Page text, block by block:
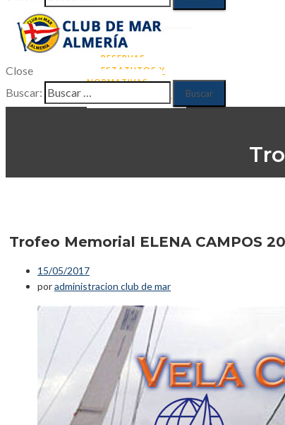
NATACIÓN
ACTUALIDAD
CONTACTO
ZONA DE SOCIOS
RESERVAS
ESTATUTOS Y
NORMATIVAS
Close
Buscar:
Trofeo Memorial ELENA CAMPOS
15/05/2017
poradministracion club de mar